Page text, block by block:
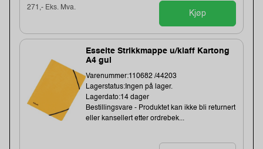
271,- Eks. Mva.
Kjøp
Esselte Strikkmappe u/klaff Kartong
A4 gul
Varenummer:110682 /44203
Lagerstatus:Ingen på lager.
Lagerdato:14 dager
Bestillingsvare - Produktet kan ikke bli returnert
eller kansellert etter ordrebek...